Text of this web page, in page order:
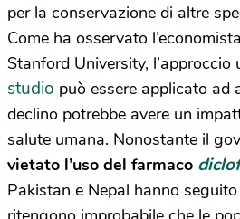
per la conservazione di altre
Come ha osservato l’economista
Stanford University, l’approccio
studio può essere applicato ad
declino potrebbe avere un
salute umana. Nonostante il
vietato l’uso del farmaco
Pakistan e Nepal hanno seguito